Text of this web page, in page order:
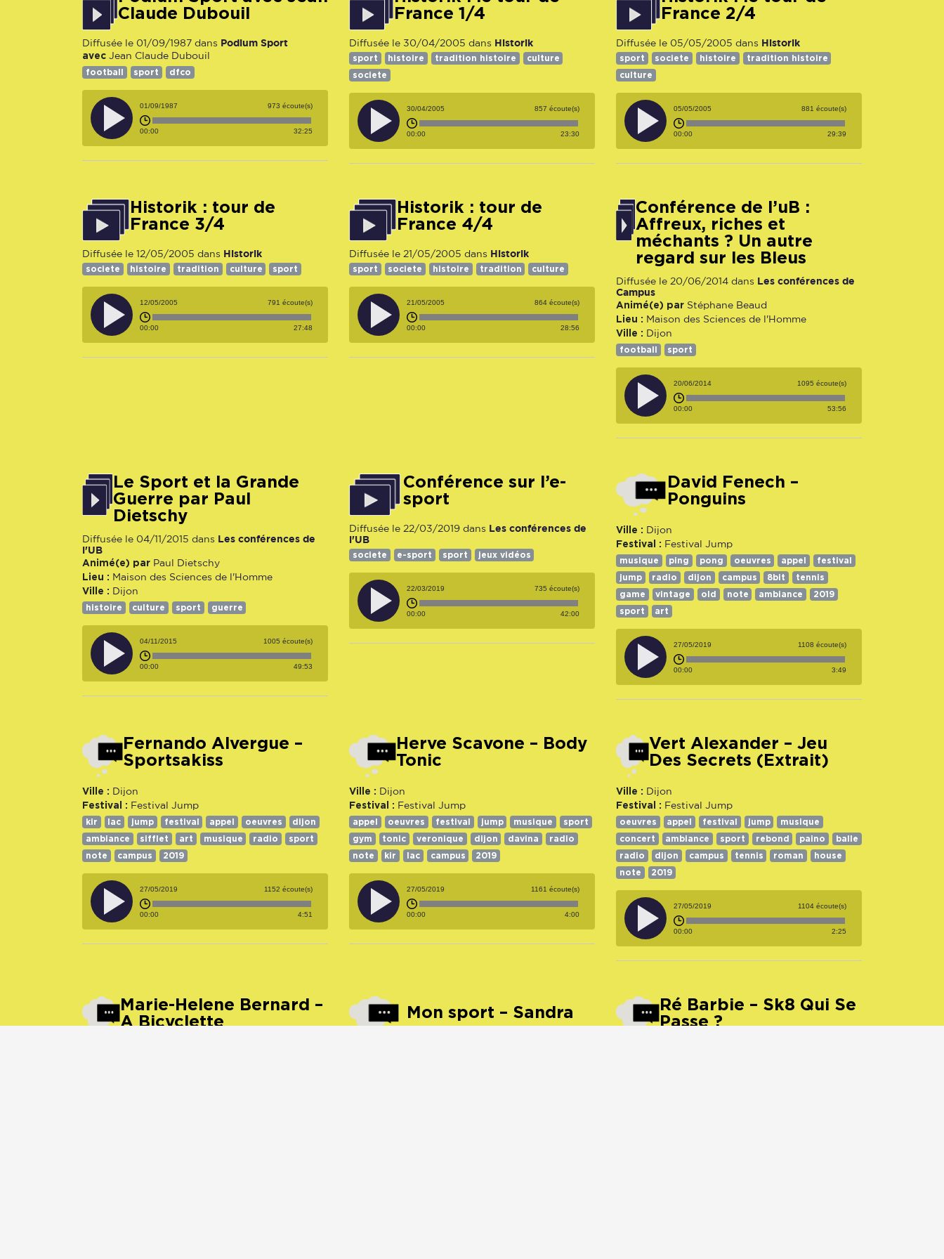
Claude Dubouil
Diffusée le 01/09/1987 dans Podium Sport
avec Jean Claude Dubouil
football sport dfco
01/09/1987 973 écoute(s)
00:00 32:25
France 1/4
Diffusée le 30/04/2005 dans Historik
sport histoire tradition histoire
culture
societe
30/04/2005 857 écoute(s)
00:00 23:30
France 2/4
Diffusée le 05/05/2005 dans Historik
sport societe histoire
tradition histoire
culture
05/05/2005 881 écoute(s)
00:00 29:39
Historik : tour de
France 3/4
Diffusée le 12/05/2005 dans Historik
societe histoire tradition culture sport
12/05/2005 791 écoute(s)
00:00 27:48
Historik : tour de
France 4/4
Diffusée le 21/05/2005 dans Historik
sport societe histoire tradition culture
21/05/2005 864 écoute(s)
00:00 28:56
Conférence de l’uB :
Affreux, riches et
méchants ? Un autre
regard sur les Bleus
Diffusée le 20/06/2014 dans Les conférences de
Campus
Animé(e) par Stéphane Beaud
Lieu : Maison des Sciences de l'Homme
Ville : Dijon
football sport
20/06/2014 1095 écoute(s)
00:00 53:56
Le Sport et la Grande
Guerre par Paul
Dietschy
Diffusée le 04/11/2015 dans Les conférences de
l'UB
Animé(e) par Paul Dietschy
Lieu : Maison des Sciences de l'Homme
Ville : Dijon
histoire culture sport guerre
04/11/2015 1005 écoute(s)
00:00 49:53
Conférence sur l’e-
sport
Diffusée le 22/03/2019 dans Les conférences de
l'UB
societe e-sport sport jeux vidéos
22/03/2019 735 écoute(s)
00:00 42:00
David Fenech –
Ponguins
Ville : Dijon
Festival : Festival Jump
musique ping pong oeuvres appel
festival
jump
radio dijon campus 8bit
tennis
game
vintage old note ambiance
2019
sport
art
27/05/2019 1108 écoute(s)
00:00 3:49
Fernando Alvergue –
Sportsakiss
Ville : Dijon
Festival : Festival Jump
kir lac jump festival appel oeuvres
dijon
ambiance
sifflet art musique radio
sport
note
campus 2019
27/05/2019 1152 écoute(s)
00:00 4:51
Herve Scavone – Body
Tonic
Ville : Dijon
Festival : Festival Jump
appel oeuvres festival jump musique
sport
gym
tonic veronique dijon davina
radio
note
kir lac campus 2019
27/05/2019 1161 écoute(s)
00:00 4:00
Vert Alexander – Jeu
Des Secrets (Extrait)
Ville : Dijon
Festival : Festival Jump
oeuvres appel festival jump
musique
concert
ambiance sport rebond paino
balle
radio
dijon campus tennis roman
house
note
2019
27/05/2019 1104 écoute(s)
00:00 2:25
Marie-Helene Bernard –
A Bicyclette
Mon sport – Sandra
Ré Barbie – Sk8 Qui Se
Passe ?